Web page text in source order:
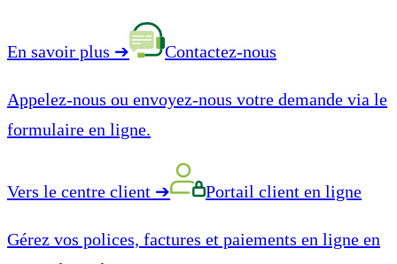
En savoir plus ➔ Contactez-nous
Appelez-nous ou envoyez-nous votre demande via le
formulaire en ligne.
Vers le centre client ➔ Portail client en ligne
Gérez vos polices, factures et paiements en ligne en